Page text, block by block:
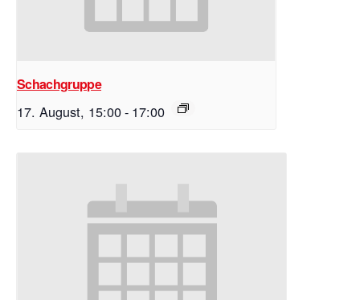
Schachgruppe
17. August, 15:00- 17:00